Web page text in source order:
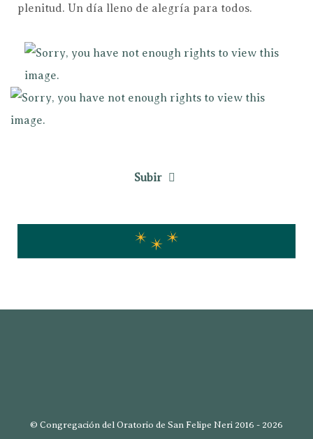
plenitud. Un día lleno de alegría para todos.
Subir
© Congregación del Oratorio de San Felipe Neri 2016 - 2026